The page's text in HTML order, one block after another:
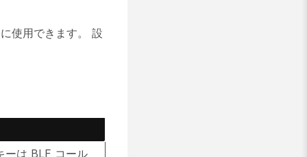
使用できます。 設
ーは BLF コール